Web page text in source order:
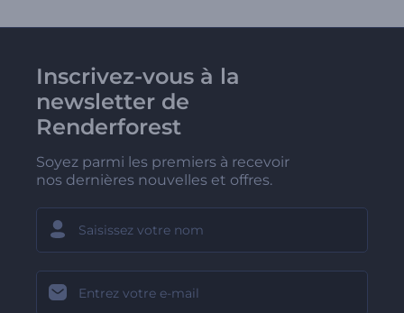
Inscrivez-vous à la
newsletter de
Renderforest
Soyez parmi les premiers à recevoir
nos dernières nouvelles et offres.